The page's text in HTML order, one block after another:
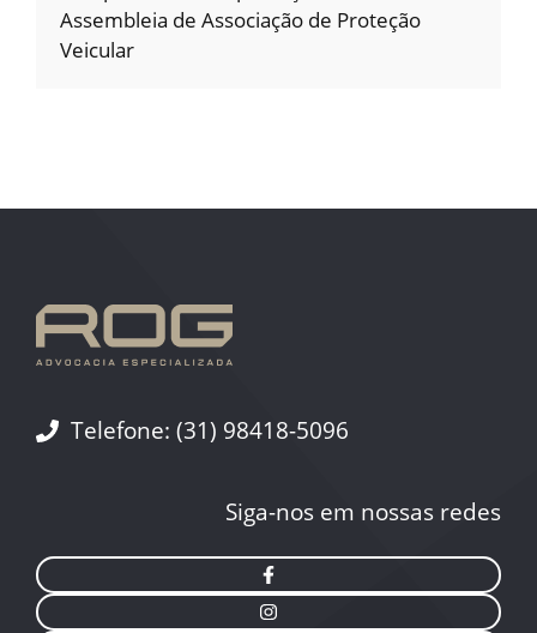
Assembleia de Associação de Proteção
Veicular
Telefone: (31) 98418-5096
Siga-nos em nossas redes